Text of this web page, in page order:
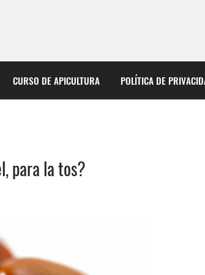
CURSO DE APICULTURA POLÍTICA DE
para la tos?